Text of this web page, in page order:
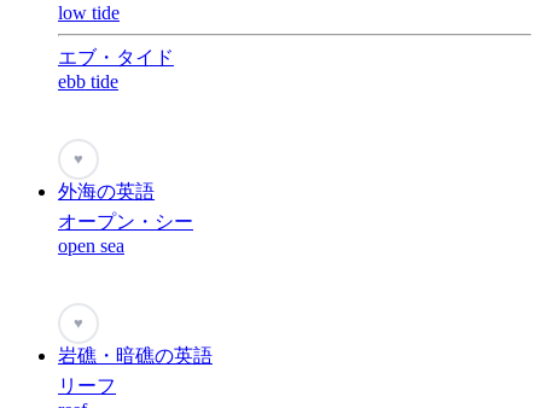
low tide
エブ・タイド
ebb tide
♥
外海の英語
オープン・シー
open sea
♥
岩礁・暗礁の英語
リーフ